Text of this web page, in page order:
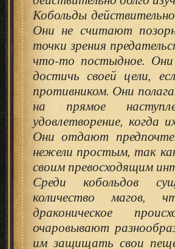
Кобольды
Они не считают
точки зрения
что-то постыдное.
достичь своей цели,
противником. Они
на прямое
удовлетворение,
Они отдают
нежели простым, так
своим превосходящим
Среди кобольдов
количество магов,
драконическое
очаровывают
им защищать свои